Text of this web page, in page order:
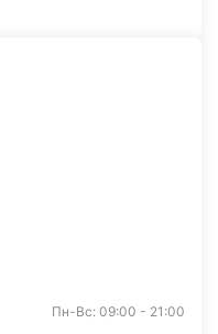
Пн-Вс: 09:00 - 21:00